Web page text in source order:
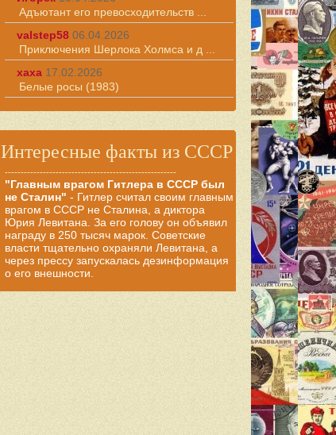
Адъютант его превосходительств ...
valstep58 06.04.2026
Приключения Шерлока Холмса и д ...
хаха 17.02.2026
Белые росы (1983)
Интересные факты из СССР
------------------------------------------------------
"Главным врагом Гитлера в СССР был
не Сталин" - Гитлер считал своим главным
врагом в СССР не Сталина, а диктора
Юрия Левитана. За его голову он объявил
награду в 250 тысяч марок. Советские
власти тщательно охраняли Левитана, а
через прессу запускалась дезинформация
о его внешности.